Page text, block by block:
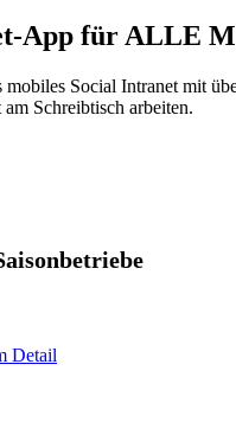
App für ALLE
Social Intranet mit
Schreibtisch arbeiten.
Detail